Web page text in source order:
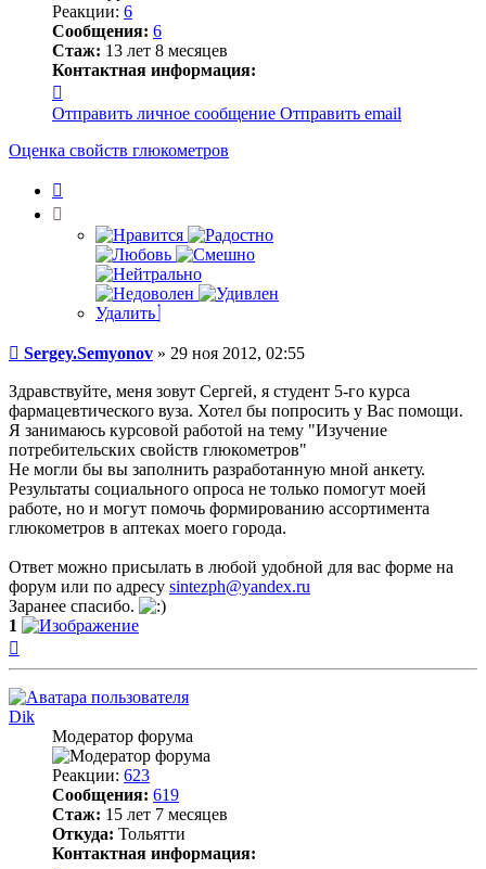
Реакции: 6
Сообщения: 6
Стаж: 13 лет 8 месяцев
Контактная информация:
информация
пользователя
Sergey.Semyonov
Отправить личное сообщение Отправить email
Оценка свойств глюкометров
Удалить
Сообщение
Sergey.Semyonov » 29 ноя 2012, 02:55
Здравствуйте, меня зовут Сергей, я студент 5-го курса
фармацевтического вуза. Хотел бы попросить у Вас помощи.
Я занимаюсь курсовой работой на тему "Изучение
потребительских свойств глюкометров"
Не могли бы вы заполнить разработанную мной анкету.
Результаты социального опроса не только помогут моей
работе, но и могут помочь формированию ассортимента
глюкометров в аптеках моего города.
Ответ можно присылать в любой удобной для вас форме на
форум или по адресу sintezph@yandex.ru
Заранее спасибо.
1
Dik
Модератор форума
Реакции: 623
Сообщения: 619
Стаж: 15 лет 7 месяцев
Откуда: Тольятти
Контактная информация: